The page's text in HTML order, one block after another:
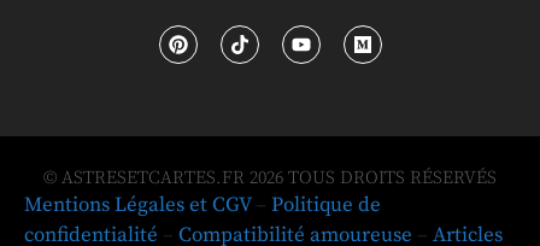
© ASTRESETCARTES.FR 2026 TOUS DROITS RÉSERVÉS
Mentions Légales et CGV– Politique de
confidentialité – Compatibilité amoureuse – Articles